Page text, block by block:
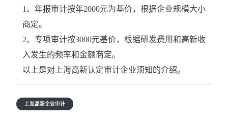
1、年报审计按年2000元为基价，根据企业规模大小
商定。
2、专项审计按3000元基价，根据研发费用和高新收
入发生的频率和金额商定。
以上是对上海高新认定审计企业须知的介绍。
上海高新企业审计